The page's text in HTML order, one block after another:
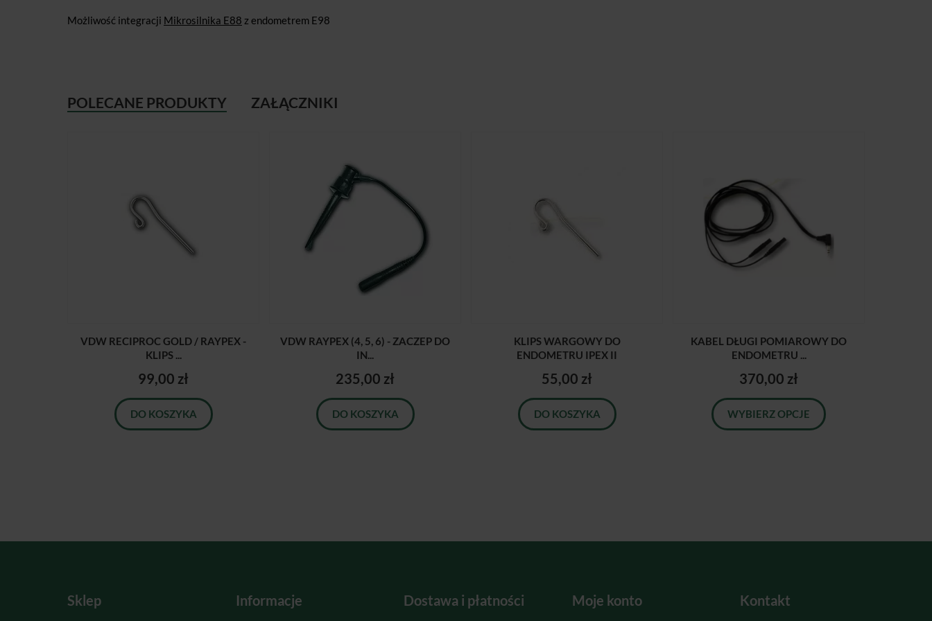
Możliwość integracji Mikrosilnika E88 z endometrem E98
POLECANE PRODUKTY ZAŁĄCZNIKI
VDW RECIPROC GOLD / RAYPEX -
KLIPS ...
99,00 zł
DO KOSZYKA
VDW RAYPEX (4, 5, 6) - ZACZEP DO
IN...
235,00 zł
DO KOSZYKA
KLIPS WARGOWY DO
ENDOMETRU IPEX II
55,00 zł
DO KOSZYKA
KABEL DŁUGI POMIAROWY DO
ENDOMETRU ...
370,00 zł
WYBIERZ OPCJE
Sklep Informacje Dostawa i płatności Moje konto Kontakt